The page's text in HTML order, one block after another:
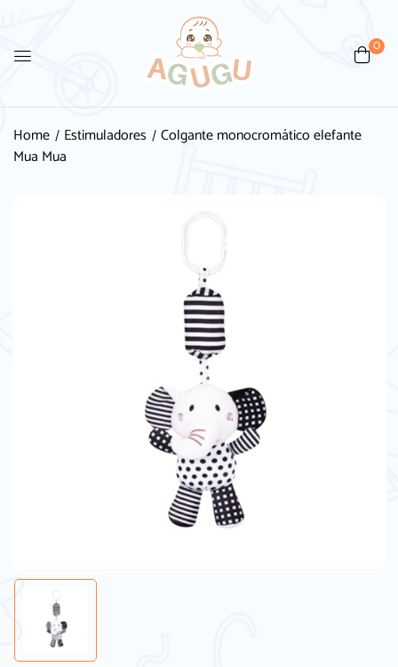
0
Home Estimuladores Colgante monocromático elefante
Mua Mua